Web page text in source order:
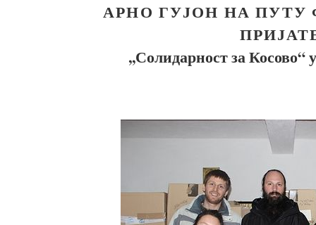
АРНО ГУЈОН НА ПУТУ
,,Солидарност за